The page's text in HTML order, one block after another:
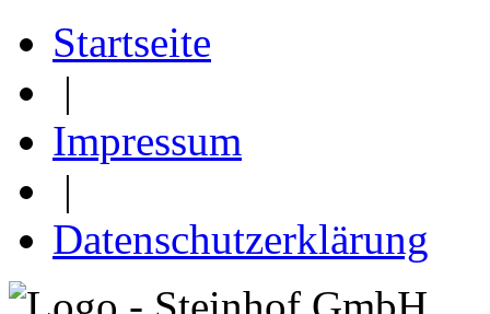
Startseite
|
Impressum
|
Datenschutzerklärung